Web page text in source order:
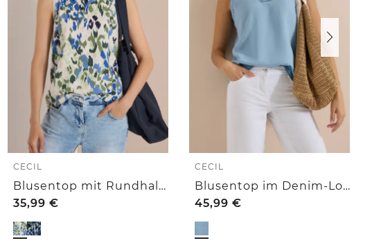
CECIL
Blusentop mit Rundhals und Print
35,99 €
CECIL
Blusentop im Denim-Look mit V-Neck
45,99 €